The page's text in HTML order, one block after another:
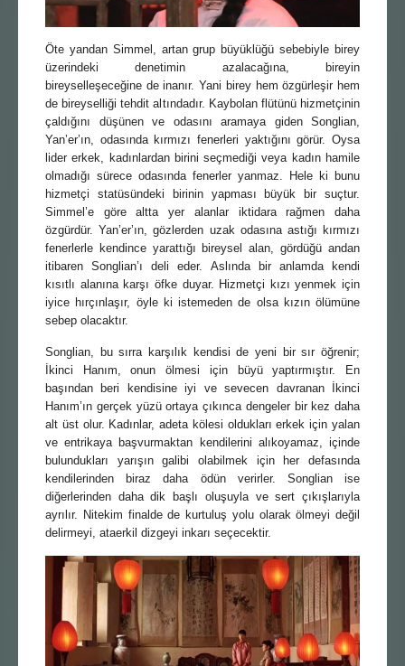
Öte yandan Simmel, artan grup büyüklüğü sebebiyle birey
üzerindeki denetimin azalacağına, bireyin
bireyselleşeceğine de inanır. Yani birey hem özgürleşir hem
de bireyselliği tehdit altındadır. Kaybolan flütünü hizmetçinin
çaldığını düşünen ve odasını aramaya giden Songlian,
Yan’er’ın, odasında kırmızı fenerleri yaktığını görür. Oysa
lider erkek, kadınlardan birini seçmediği veya kadın hamile
olmadığı sürece odasında fenerler yanmaz. Hele ki bunu
hizmetçi statüsündeki birinin yapması büyük bir suçtur.
Simmel’e göre altta yer alanlar iktidara rağmen daha
özgürdür. Yan’er’ın, gözlerden uzak odasına astığı kırmızı
fenerlerle kendince yarattığı bireysel alan, gördüğü andan
itibaren Songlian’ı deli eder. Aslında bir anlamda kendi
kısıtlı alanına karşı öfke duyar. Hizmetçi kızı yenmek için
iyice hırçınlaşır, öyle ki istemeden de olsa kızın ölümüne
sebep olacaktır.
Songlian, bu sırra karşılık kendisi de yeni bir sır öğrenir;
İkinci Hanım, onun ölmesi için büyü yaptırmıştır. En
başından beri kendisine iyi ve sevecen davranan İkinci
Hanım’ın gerçek yüzü ortaya çıkınca dengeler bir kez daha
alt üst olur. Kadınlar, adeta kölesi oldukları erkek için yalan
ve entrikaya başvurmaktan kendilerini alıkoyamaz, içinde
bulundukları yarışın galibi olabilmek için her defasında
kendilerinden biraz daha ödün verirler. Songlian ise
diğerlerinden daha dik başlı oluşuyla ve sert çıkışlarıyla
ayrılır. Nitekim finalde de kurtuluş yolu olarak ölmeyi değil
delirmeyi, ataerkil dizgeyi inkarı seçecektir.